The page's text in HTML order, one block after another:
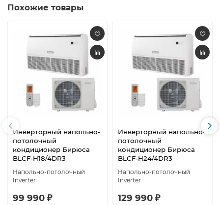
Похожие товары
Инверторный напольно-
потолочный
кондиционер Бирюса
BLCF-H18/4DR3
Напольно-потолочный
Inverter
99 990 ₽
Инверторный напольно-
потолочный
кондиционер Бирюса
BLCF-H24/4DR3
Напольно-потолочный
Inverter
129 990 ₽